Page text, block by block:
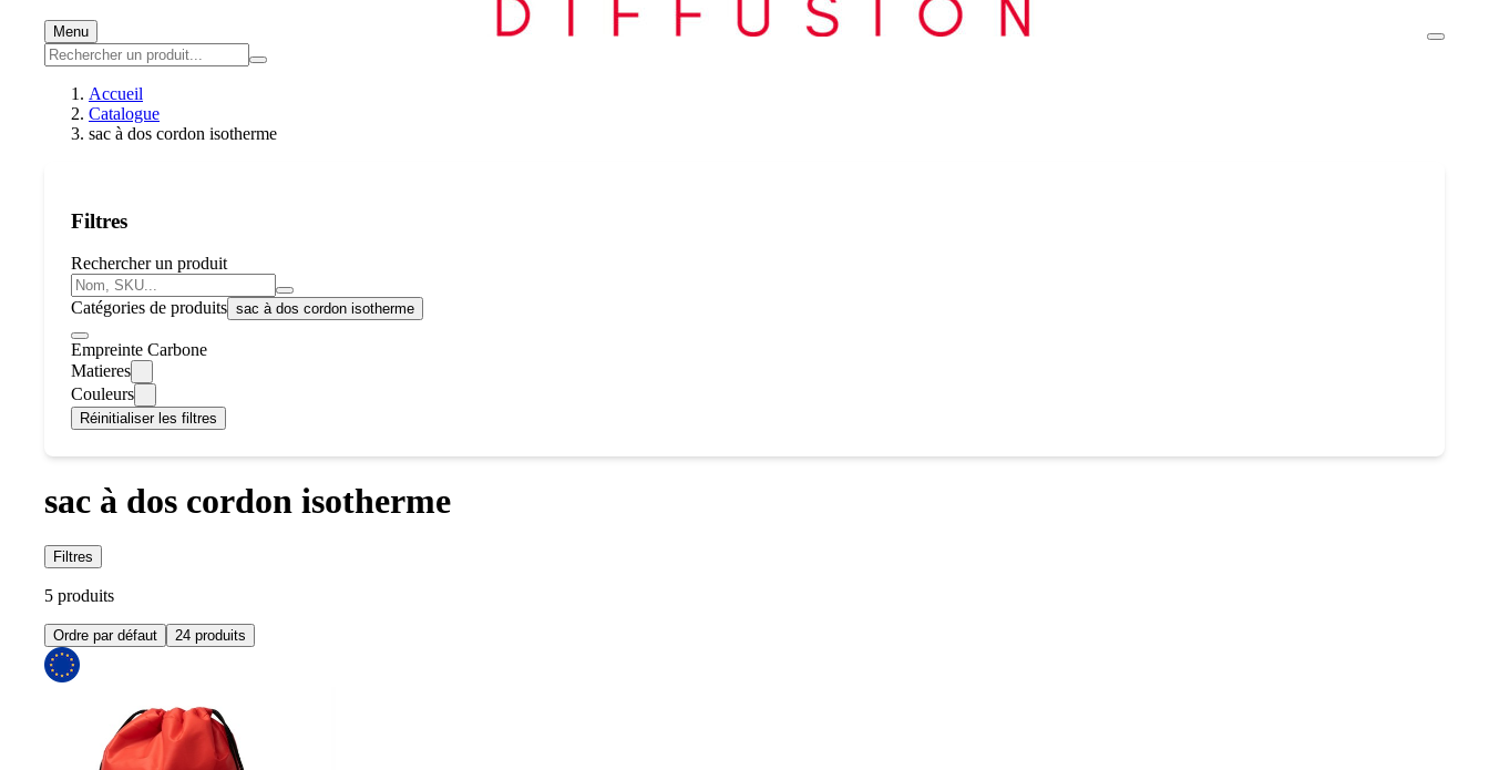
Menu
Accueil
Catalogue
sac à dos cordon isotherme
Filtres
Rechercher un produit
Catégories de produits sac à dos cordon isotherme
Empreinte Carbone
Matieres
Couleurs
Réinitialiser les filtres
sac à dos cordon isotherme
Filtres
5 produits
Ordre par défaut 24 produits